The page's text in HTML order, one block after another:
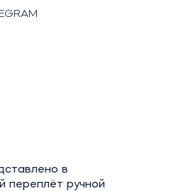
в
переплёт ручной